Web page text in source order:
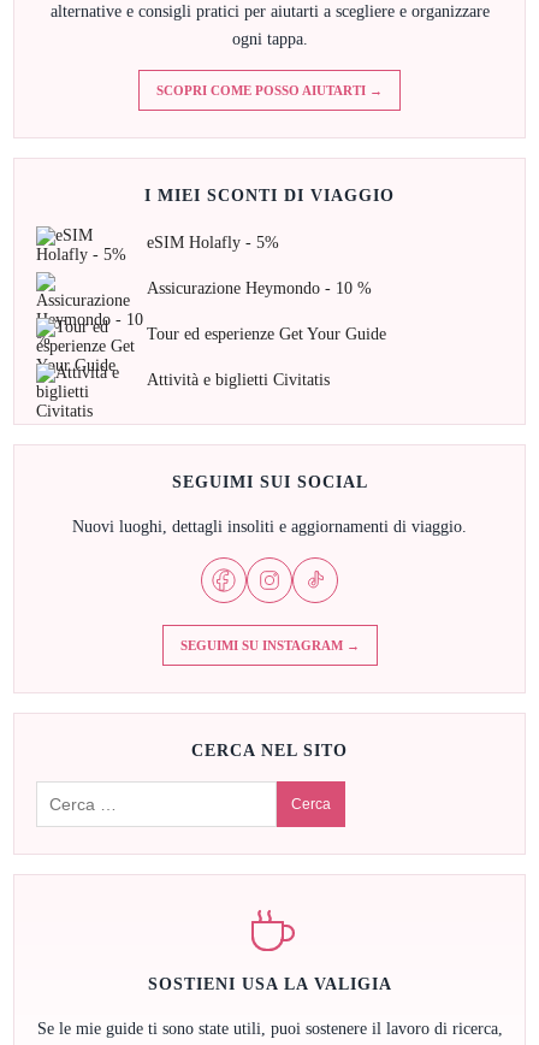
alternative e consigli pratici per aiutarti a scegliere e organizzare
ogni tappa.
SCOPRI COME POSSO AIUTARTI →
I MIEI SCONTI DI VIAGGIO
eSIM Holafly - 5%
Assicurazione Heymondo - 10 %
Tour ed esperienze Get Your Guide
Attività e biglietti Civitatis
SEGUIMI SUI SOCIAL
Nuovi luoghi, dettagli insoliti e aggiornamenti di viaggio.
SEGUIMI SU INSTAGRAM →
CERCA NEL SITO
SOSTIENI USA LA VALIGIA
Se le mie guide ti sono state utili, puoi sostenere il lavoro di ricerca,